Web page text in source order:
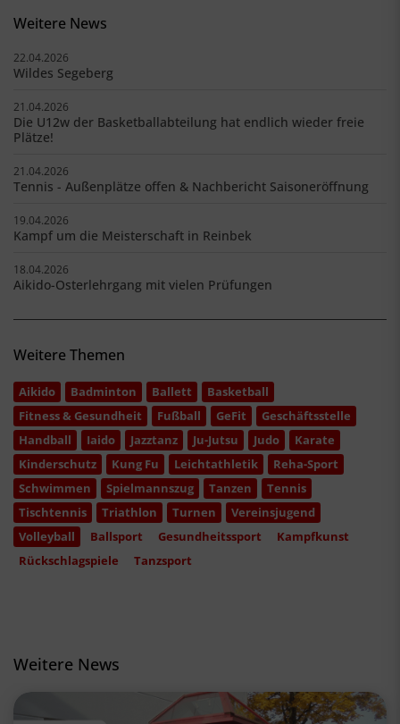
Weitere News
22.04.2026
Wildes Segeberg
21.04.2026
Die U12w der Basketballabteilung hat endlich wieder freie
Plätze!
21.04.2026
Tennis - Außenplätze offen & Nachbericht Saisoneröffnung
19.04.2026
Kampf um die Meisterschaft in Reinbek
18.04.2026
Aikido-Osterlehrgang mit vielen Prüfungen
Weitere Themen
Aikido Badminton Ballett
Basketball
Fitness & Gesundheit
Fußball GeFit
Geschäftsstelle
Handball
Iaido Jazztanz Ju-Jutsu Judo
Karate
Kinderschutz
Kung Fu Leichtathletik
Reha-Sport
Schwimmen
Spielmannszug Tanzen
Tennis
Tischtennis
Triathlon Turnen
Vereinsjugend
Volleyball
Ballsport Gesundheitssport
Kampfkunst
Rückschlagspiele
Tanzsport
Weitere News